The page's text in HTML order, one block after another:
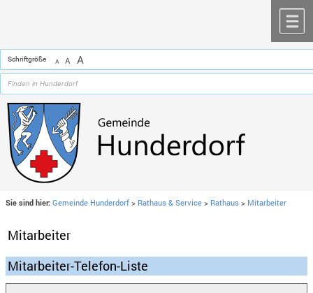
Schriftgröße A A A
Sie sind hier: Gemeinde Hunderdorf > Rathaus & Service > Rathaus > Mitarbeiter
Mitarbeiter
Mitarbeiter-Telefon-Liste